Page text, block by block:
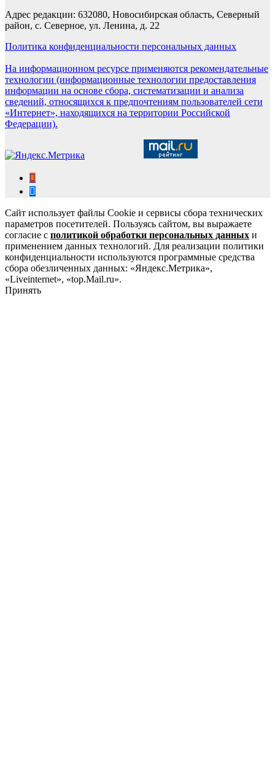
Адрес редакции: 632080, Новосибирская область, Северный
район, с. Северное, ул. Ленина, д. 22
Политика конфиденциальности персональных данных
На информационном ресурсе применяются рекомендательные
технологии (информационные технологии предоставления
информации на основе сбора, систематизации и анализа
сведений, относящихся к предпочтениям пользователей сети
«Интернет», находящихся на территории Российской
Федерации).
Сайт использует файлы Cookie и сервисы сбора технических
параметров посетителей. Пользуясь сайтом, вы выражаете
согласие с политикой обработки персональных данных и
применением данных технологий. Для реализации политики
конфиденциальности используются программные средства
сбора обезличенных данных: «Яндекс.Метрика»,
«Liveinternet», «top.Mail.ru».
Принять